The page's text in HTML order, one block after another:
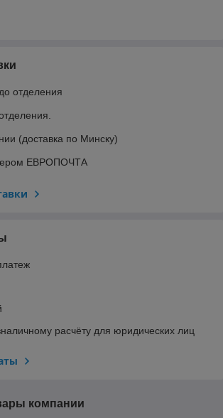
отделения
(доставка по Минску)
ЕВРОПОЧТА
расчёту для юридических лиц
компании